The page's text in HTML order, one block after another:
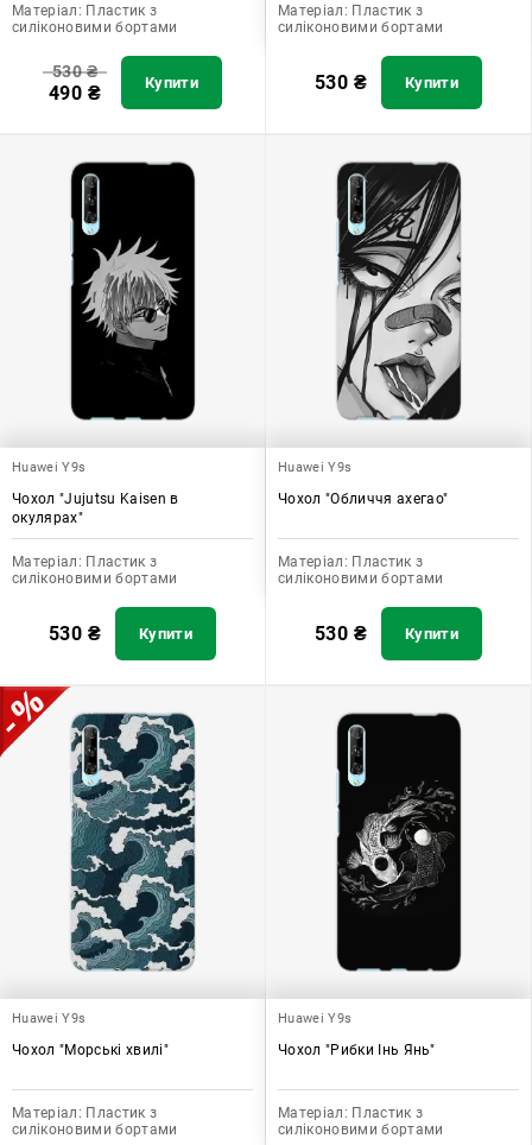
Матеріал: Пластик з
силіконовими бортами
530₴
490 ₴ Купити
Матеріал: Пластик з
силіконовими бортами
530 ₴ Купити
Huawei Y9s
Чохол "Jujutsu Kaisen в
окулярах"
Матеріал: Пластик з
силіконовими бортами
530 ₴ Купити
Huawei Y9s
Чохол "Обличчя ахегао"
Матеріал: Пластик з
силіконовими бортами
530 ₴ Купити
Huawei Y9s
Чохол "Морські хвилі"
Матеріал: Пластик з
силіконовими бортами
Huawei Y9s
Чохол "Рибки Інь Янь"
Матеріал: Пластик з
силіконовими бортами